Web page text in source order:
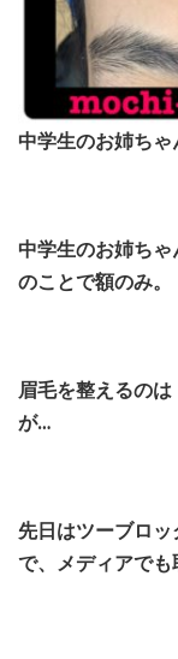
中学生のお姉ちゃ
中学生のお姉ち
のことで額のみ。
眉毛を整えるの
が…
先日はツーブロ
で、メディアでも